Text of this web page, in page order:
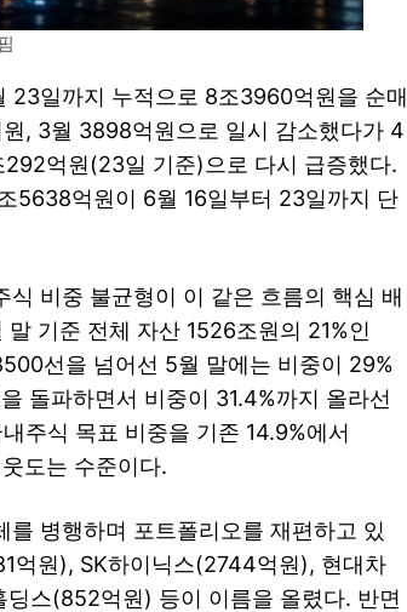
23일까지 누적으로 8조3960억원을 순매
, 3월 3898억원으로 일시 감소했다가 4
억원(23일 기준)으로 다시 급증했다.
5638억원이 6월 16일부터 23일까지 단
비중 불균형이 이 같은 흐름의 핵심 배
기준 전체 자산 1526조원의 21%인
선을 넘어선 5월 말에는 비중이 29%
돌파하면서 비중이 31.4%까지 올라선
주식 목표 비중을 기존 14.9%에서
도는 수준이다.
를 병행하며 포트폴리오를 재편하고 있
억원), SK하이닉스(2744억원), 현대차
스(852억원) 등이 이름을 올렸다. 반면